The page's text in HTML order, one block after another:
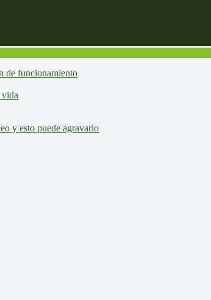
de funcionamiento
vida
y esto puede agravarlo